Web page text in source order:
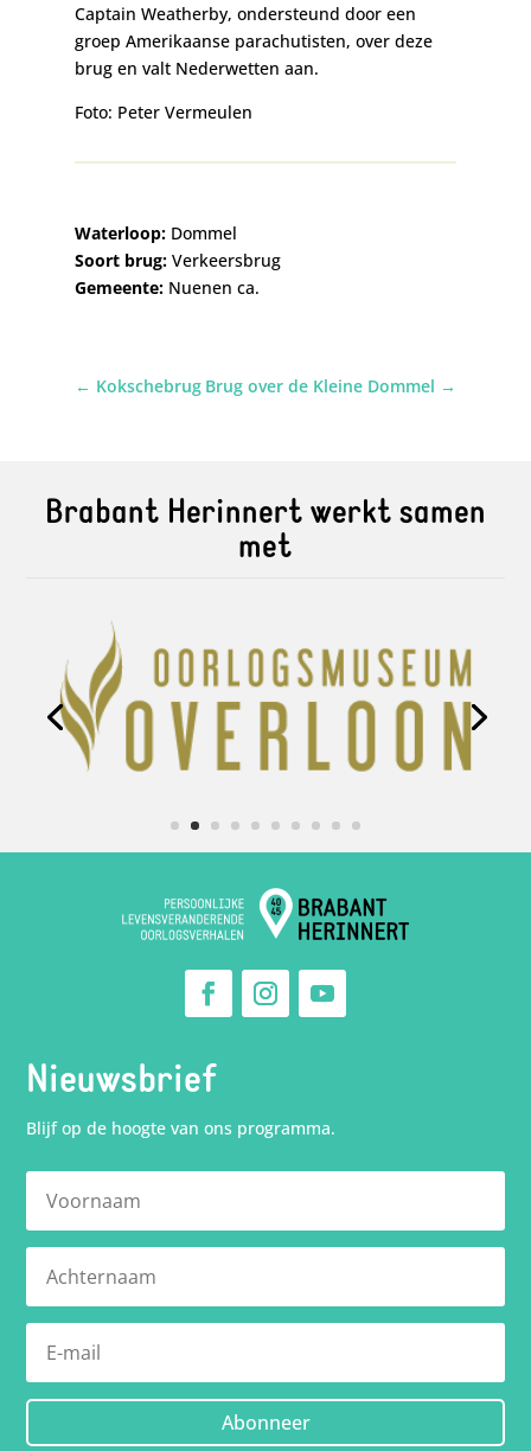
Captain Weatherby, ondersteund door een
groep Amerikaanse parachutisten, over deze
brug en valt Nederwetten aan.
Foto: Peter Vermeulen
Waterloop:Dommel
Soort brug:Verkeersbrug
Gemeente:Nuenen ca.
← Kokschebrug Brug over de Kleine Dommel →
Brabant Herinnert werkt samen
met
Nieuwsbrief
Blijf op de hoogte van ons programma.
Abonneer